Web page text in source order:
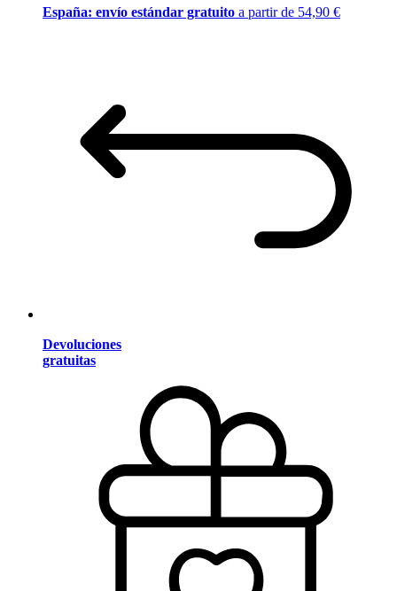
España: envío estándar gratuito a partir de 54,90 €
Devoluciones
gratuitas